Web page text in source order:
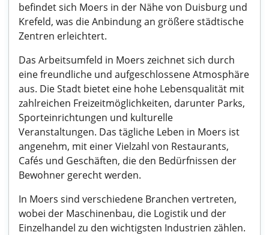
befindet sich Moers in der Nähe von Duisburg und
Krefeld, was die Anbindung an größere städtische
Zentren erleichtert.
Das Arbeitsumfeld in Moers zeichnet sich durch
eine freundliche und aufgeschlossene Atmosphäre
aus. Die Stadt bietet eine hohe Lebensqualität mit
zahlreichen Freizeitmöglichkeiten, darunter Parks,
Sporteinrichtungen und kulturelle
Veranstaltungen. Das tägliche Leben in Moers ist
angenehm, mit einer Vielzahl von Restaurants,
Cafés und Geschäften, die den Bedürfnissen der
Bewohner gerecht werden.
In Moers sind verschiedene Branchen vertreten,
wobei der Maschinenbau, die Logistik und der
Einzelhandel zu den wichtigsten Industrien zählen.